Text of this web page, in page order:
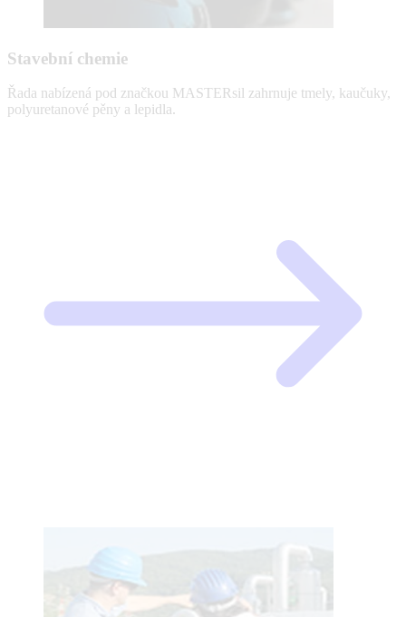
Stavební chemie
Řada nabízená pod značkou MASTERsil zahrnuje tmely, kaučuky,
polyuretanové pěny a lepidla.